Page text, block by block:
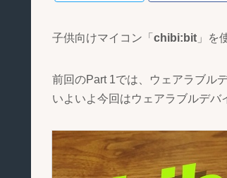
子供向けマイコン「 chibi:bit 」を
前回のPart 1では、ウェアラブル
いよいよ今回はウェアラブルデバ